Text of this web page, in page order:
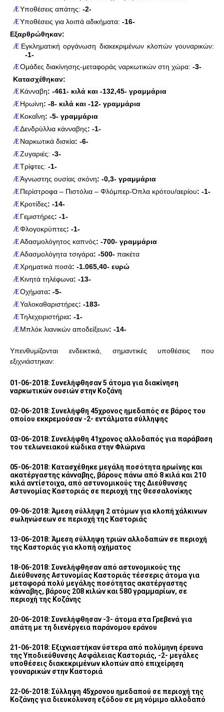
ÆΥποθέσεις απάτης: -2-
ÆΥποθέσεις για λοιπά αδικήματα: -16-
Εξαρθρώθηκαν:
Æ Εγκληματική οργάνωση διακεκριμένων κλοπών γουναρικών:
-1-
ÆΟμάδες διακίνησης-μεταφοράς ναρκωτικών στη χώρα: -3-
Κατασχέθηκαν:
Æ Κάνναβη: -461- κιλά και -132,45- γραμμάρια
Æ Ηρωίνη: -8- κιλά και -12- γραμμάρια
Æ Κοκαΐνη: -5- γραμμάρια
ÆΔενδρύλλια κάνναβης: -1-
Æ Ναρκωτικά δισκία: -6-
ÆΖυγαριές: -3-
ÆΤρίφτες: -1-
ÆΆγνωστης ουσίας σκόνη: -0,3- γραμμάρια
Æ Περίστροφα – Πιστόλια – Φλόμπερ-Όπλα κρότου/αερίου: -1-
Æ Κροτίδες: -14-
Æ Γεμιστήρες: -1-
ÆΦλογοκρύπτες: -1-
ÆΑδασμολόγητος καπνός: -700- γραμμάρια
ÆΑδασμολόγητα τσιγάρα: -500- πακέτα
ÆΧρηματικά ποσά: -1.065,40- ευρώ
Æ Κινητά τηλέφωνα: -13-
ÆΟχήματα: -5-
ÆΥαλοκαθαριστήρες: -183-
ÆΤηλεχειριστήρια: -1-
Æ Μπλόκ λιανικών αποδείξεων: -14-
Υπενθυμίζονται ενδεικτικά, σημαντικές υποθέσεις που
εξιχνιάστηκαν:
01-06-2018: Συνελήφθησαν 5 άτομα για διακίνηση
ναρκωτικών ουσιών στην Κοζάνη
02-06-2018: Συνελήφθη 45χρονος ημεδαπός σε βάρος του
οποίου εκκρεμούσαν -2- εντάλματα σύλληψης
03-06-2018: Συνελήφθη 41χρονος αλλοδαπός για παράβαση
του τελωνειακού κώδικα στην Φλώρινα
05-06-2018: Κατασχέθηκε μεγάλη ποσότητα ηρωίνης και
ακατέργαστης κάνναβης, βάρους πάνω από 8 κιλά και 210
κιλά αντίστοιχα, από αστυνομικούς της Διεύθυνσης
Αστυνομίας Καστοριάς σε περιοχή της Θεσσαλονίκης
09-06-2018: Άμεση σύλληψη 2 ατόμων για κλοπή χάλκινων
σωληνώσεων σε περιοχή της Καστοριάς
13-06-2018: Άμεση σύλληψη τριών αλλοδαπών σε περιοχή
της Καστοριάς για κλοπή οχήματος
18-06-2018: Συνελήφθησαν από αστυνομικούς της
Διεύθυνσης Αστυνομίας Καστοριάς τέσσερις άτομα για
μεταφορά πολύ μεγάλης ποσότητας ακατέργαστης
κάνναβης, βάρους 208 κιλών και 580 γραμμαρίων, σε
περιοχή της Κοζάνης
20-06-2018: Συνελήφθησαν -3- άτομα στα Γρεβενά για
απάτη με τη διενέργεια παράνομου εράνου
21-06-2018: Εξιχνιαστήκαν ύστερα από πολύμηνη έρευνα
της Υποδιεύθυνσης Ασφάλειας Καστοριάς, -2- μεγάλες
υποθέσεις διακεκριμένων κλοπών από επιχείρηση
γουναρικών στην Καστοριά
22-06-2018: Σύλληψη 45χρονου ημεδαπού σε περιοχή της
Κοζάνης για διευκόλυνση εξόδου σε μη νόμιμο αλλοδαπό